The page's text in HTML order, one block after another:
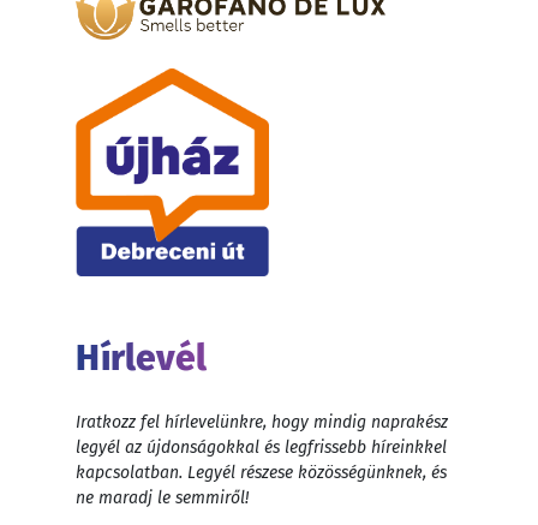
Hírlevél
Iratkozz fel hírlevelünkre, hogy mindig naprakész
legyél az újdonságokkal és legfrissebb híreinkkel
kapcsolatban. Legyél részese közösségünknek, és
ne maradj le semmiről!